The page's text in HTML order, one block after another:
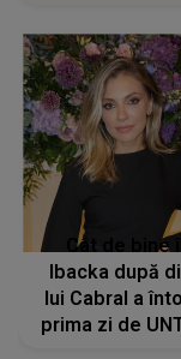
Cât de bine
Ibacka după
lui Cabral a
prima zi de